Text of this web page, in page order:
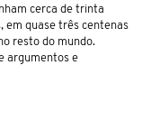
cerca de trinta
em quase três centenas
resto do mundo.
argumentos e